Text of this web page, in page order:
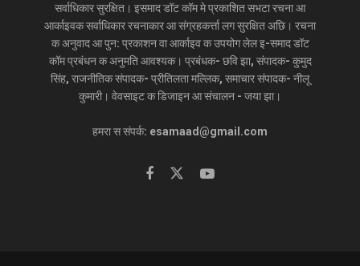
सर्वाधिकार सुरक्षित। इसमाद डॉट कॉम मे प्रकाशित सभटा रचना आ
आर्काइवक सर्वाधिकार रचनाकार आ संग्रहकर्त्ता लग सुरक्षित अछि। रचना
क अनुवाद आ पुन: प्रकाशन वा आर्काइव क उपयोग लेल इ-समाद डॉट
कॉम प्रबंधन क अनुमति आवश्यक। प्रबंधक- छवि झा, संपादक- कुमुद
सिंह, राजनीतिक संपादक- प्रीतिलता मल्लिक, समाचार संपादक- नीलू
कुमारी। वेवसाइट क डिजाइन आ संचालन - जया झा।
हमरा स संपर्क: esamaad@gmail.com